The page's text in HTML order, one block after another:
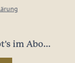
im Abo...